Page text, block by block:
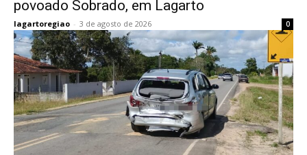
povoado Sobrado, em Lagarto
lagartoregiao - 3 de agosto de 2026 0